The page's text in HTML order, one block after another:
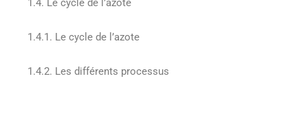
1.4. Le cycle de l’azote
1.4.1. Le cycle de l’azote
1.4.2. Les différents processus